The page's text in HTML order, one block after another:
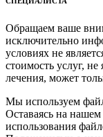
Обращаем ваше
исключительно
условиях не
стоимость услуг,
лечения, может
Мы используем
Оставаясь на нашем
использования